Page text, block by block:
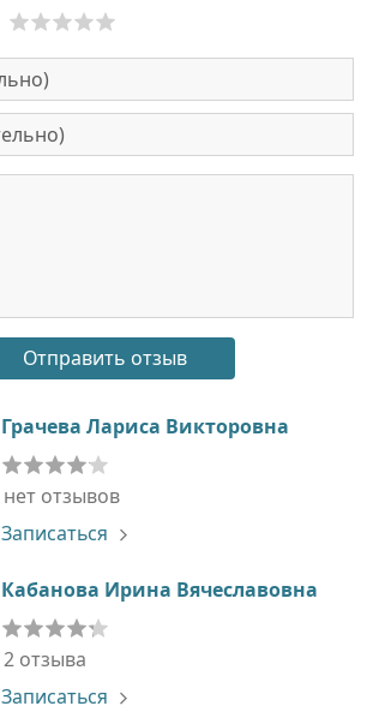
Грачева Лариса Викторовна
нет отзывов
Записаться
Кабанова Ирина Вячеславовна
2 отзыва
Записаться